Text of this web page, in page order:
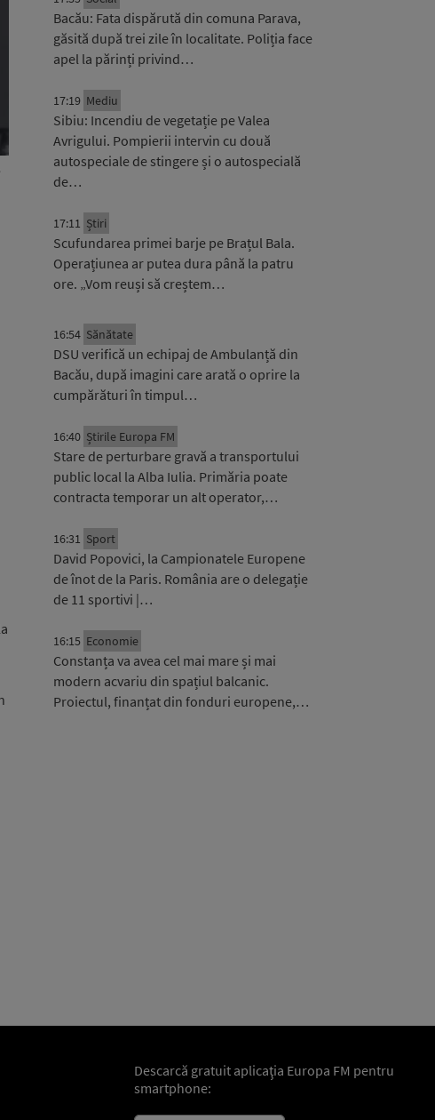
Bacău: Fata dispărută din comuna Parava,
găsită după trei zile în localitate. Poliția face
apel la părinți privind…
17:19 Mediu
Sibiu: Incendiu de vegetație pe Valea
Avrigului. Pompierii intervin cu două
autospeciale de stingere și o autospecială
de…
17:11 Știri
Scufundarea primei barje pe Brațul Bala.
Operațiunea ar putea dura până la patru
ore. „Vom reuși să creștem…
16:54 Sănătate
DSU verifică un echipaj de Ambulanță din
Bacău, după imagini care arată o oprire la
cumpărături în timpul…
16:40 Știrile Europa FM
Stare de perturbare gravă a transportului
public local la Alba Iulia. Primăria poate
contracta temporar un alt operator,…
16:31 Sport
David Popovici, la Campionatele Europene
de înot de la Paris. România are o delegație
de 11 sportivi |…
16:15 Economie
Constanța va avea cel mai mare și mai
modern acvariu din spațiul balcanic.
Proiectul, finanțat din fonduri europene,…
Descarcă gratuit aplicaţia Europa FM pentru
smartphone: